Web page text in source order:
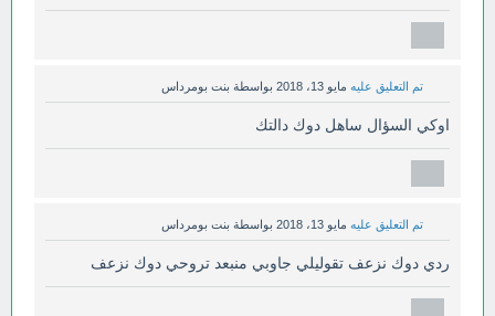
تم التعليق عليه مايو 13، 2018 بواسطة بنت بومرداس
اوكي السؤال ساهل دوك دالتك
تم التعليق عليه مايو 13، 2018 بواسطة بنت بومرداس
ردي دوك نزعف تقوليلي جاوبي منبعد تروحي دوك نزعف